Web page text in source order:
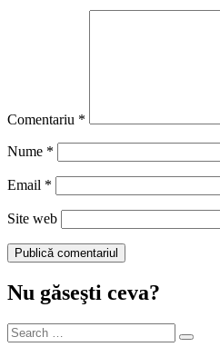
Comentariu *
Nume *
Email *
Site web
Nu găseşti ceva?